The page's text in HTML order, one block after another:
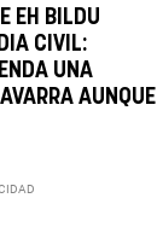
EH BILDU
CIVIL:
UNA
AUNQUE